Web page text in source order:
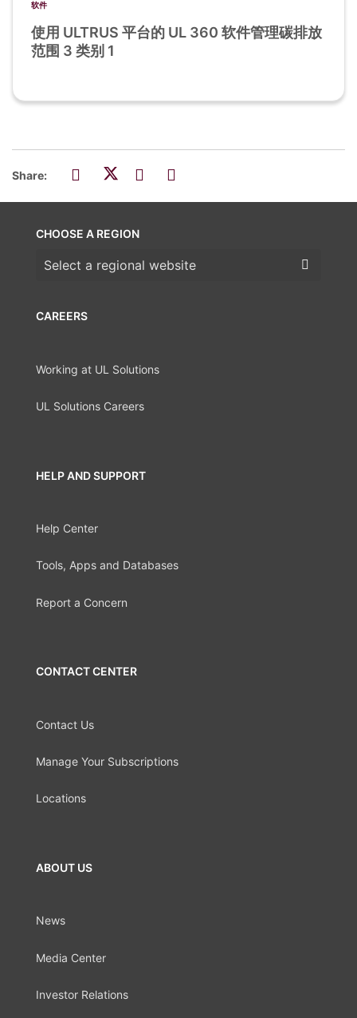
软件
使用 ULTRUS 平台的 UL 360 软件管理碳排放
范围 3 类别 1
Share:
CAREERS
Working at UL Solutions
UL Solutions Careers
HELP AND SUPPORT
Help Center
Tools, Apps and Databases
Report a Concern
CONTACT CENTER
Contact Us
Manage Your Subscriptions
Locations
ABOUT US
News
Media Center
Investor Relations
CHOOSE A REGION
Choose a region